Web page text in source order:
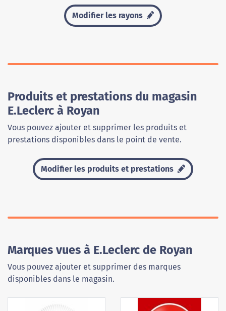
Modifier les rayons
Produits et prestations du magasin
E.Leclerc à Royan
Vous pouvez ajouter et supprimer les produits et
prestations disponibles dans le point de vente.
Modifier les produits et prestations
Marques vues à E.Leclerc de Royan
Vous pouvez ajouter et supprimer des marques
disponibles dans le magasin.